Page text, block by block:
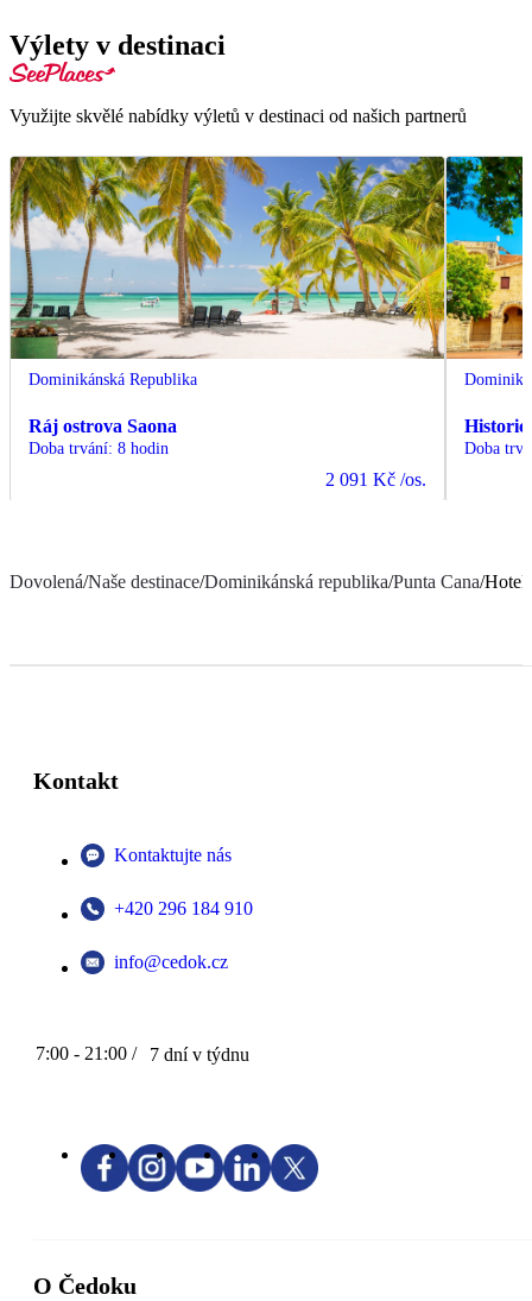
Výlety v destinaci
Využijte skvělé nabídky výletů v destinaci od našich partnerů
Dominikánská Republika
Ráj ostrova Saona
Doba trvání: 8 hodin
2 091 Kč /os.
Doba
Dovolená/Naše destinace/Dominikánská republika/Punta Cana/Hotel
Kontakt
Kontaktujte nás
+420 296 184 910
info@cedok.cz
7:00 - 21:00 / 7 dní v týdnu
O Čedoku